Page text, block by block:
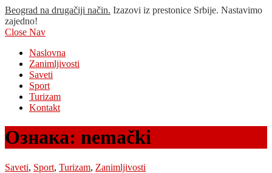
Beograd na drugačiji način. Izazovi iz prestonice Srbije. Nastavimo
zajedno!
Close Nav
Naslovna
Zanimljivosti
Saveti
Sport
Turizam
Kontakt
Ознака: nemački
Saveti, Sport, Turizam, Zanimljivosti